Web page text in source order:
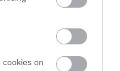
cookies on
2013 október
31
...